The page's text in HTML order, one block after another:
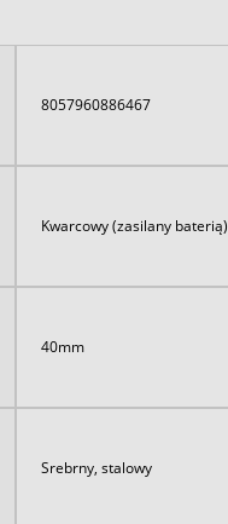
8057960886467
Kwarcowy (zasilany baterią)
40mm
Srebrny, stalowy